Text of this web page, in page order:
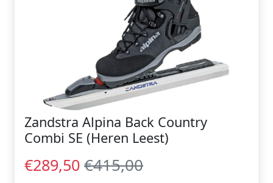
Zandstra Alpina Back Country
Combi SE (Heren Leest)
€289,50 €415,00